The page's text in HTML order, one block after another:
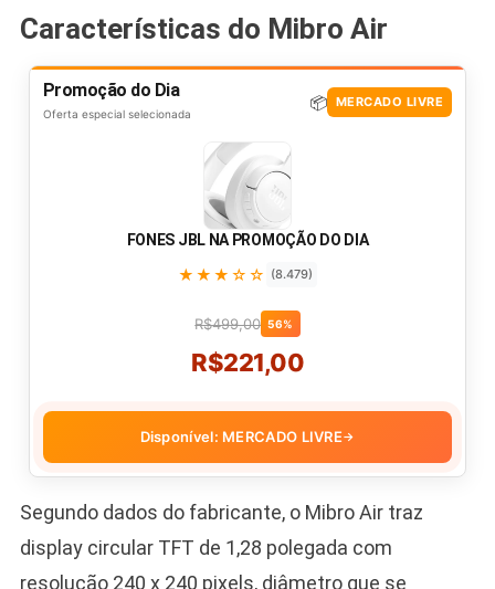
Características do Mibro Air
Promoção do Dia
Oferta especial selecionada
📦 MERCADO LIVRE
FONES JBL NA PROMOÇÃO DO DIA
★★★☆☆ (8.479)
R$499,00 56%
R$221,00
Disponível: MERCADO LIVRE→
Segundo dados do fabricante, o Mibro Air traz
display circular TFT de 1,28 polegada com
resolução 240 x 240 pixels, diâmetro que se